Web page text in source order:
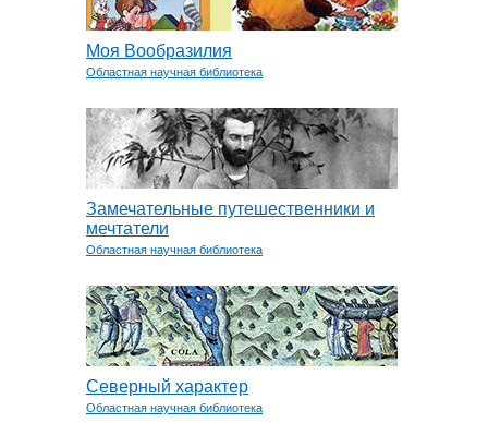
Моя Вообразилия
Областная научная библиотека
Замечательные путешественники и
мечтатели
Областная научная библиотека
Северный характер
Областная научная библиотека